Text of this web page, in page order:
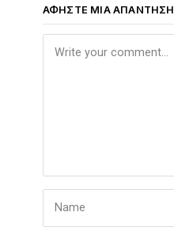
ΑΦΉΣΤΕ ΜΙΑ ΑΠΆΝΤΗΣΗ